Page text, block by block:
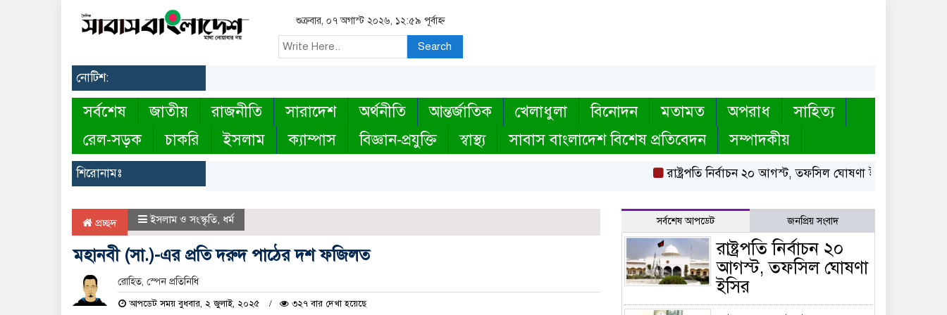
শুক্রবার, ০৭ অগাস্ট ২০২৬, ১২:৫৯ পূর্বাহ্ন
Search
নোটিশ:
সর্বশেষ জাতীয় রাজনীতি সারাদেশ অর্থনীতি আন্তর্জাতিক খেলাধুলা বিনোদন মতামত অপরাধ
সাহিত্য
রেল-সড়ক
চাকরি ইসলাম ক্যাম্পাস বিজ্ঞান-প্রযুক্তি স্বাস্থ্য সাবাস বাংলাদেশ বিশেষ প্রতিবেদন সম্পাদকীয়
শিরোনামঃ রাষ্ট্রপতি নির্বাচন ২০ আগস্ট, তফসিল ঘোষণা ইসির
প্রচ্ছদ ইসলাম ও সংস্কৃতি, ধর্ম
মহানবী (সা.)-এর প্রতি দরুদ পাঠের দশ ফজিলত
রোহিত, স্পেন প্রতিনিধি
আপডেট সময় বুধবার, ২ জুলাই, ২০২৫ ৩২৭ বার দেখা হয়েছে
সর্বশেষ আপডেট জনপ্রিয় সংবাদ
রাষ্ট্রপতি নির্বাচন ২০
আগস্ট, তফসিল ঘোষণা
ইসির